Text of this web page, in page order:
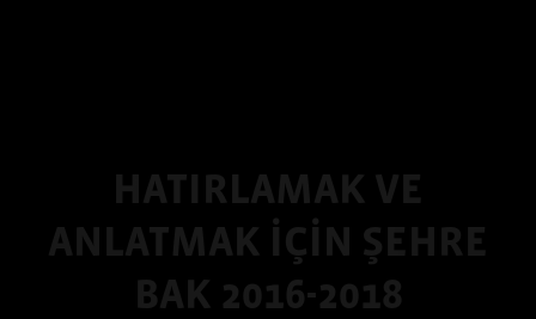
HATIRLAMAK VE
ANLATMAK İÇİN ŞEHRE
BAK 2016-2018